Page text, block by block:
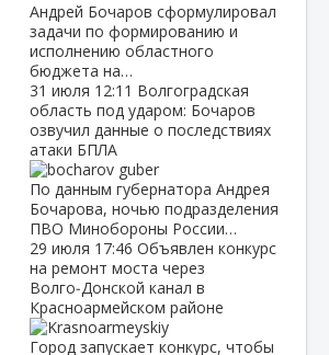
Андрей Бочаров сформулировал
задачи по формированию и
исполнению областного
бюджета на…
31 июля 12:11 Волгоградская
область под ударом: Бочаров
озвучил данные о последствиях
атаки БПЛА
По данным губернатора Андрея
Бочарова, ночью подразделения
ПВО Минобороны России…
29 июля 17:46 Объявлен конкурс
на ремонт моста через
Волго‑Донской канал в
Красноармейском районе
Город запускает конкурс, чтобы